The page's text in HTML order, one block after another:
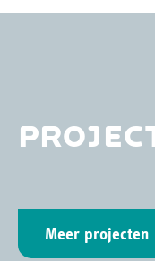
Meer projecten